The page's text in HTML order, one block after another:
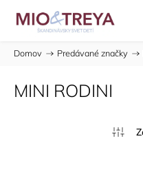
Domov / Predávané značky /
MINI RODINI